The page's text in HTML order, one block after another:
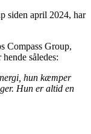
siden april 2024, har
Compass Group,
således:
hun kæmper
Hun er altid en